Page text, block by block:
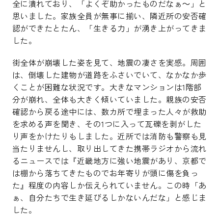
全に潰れており、「よくぞ助かったものだなぁ～」と
思いました。家族全員が無事に揃い、隣近所の安否確
認ができたとたん、「生きる力」が湧き上がってきま
した。
街全体が崩壊した姿を見て、地震の凄さを実感。周囲
は、倒壊した建物が道路をふさいでいて、なかなか歩
くことが困難な状況です。大きなマンションは1階部
分が崩れ、全体も大きく傾いていました。親族の安否
確認から戻る途中には、数カ所で埋まった人々が救助
を求める声を聞き、その1つに入って瓦礫を剥がした
り声をかけたりもしました。近所では消防も警察も見
当たりませんし、取り出してきた携帯ラジオから流れ
るニュースでは『近畿地方に強い地震があり、京都で
は棚から落ちてきたものでお年寄りが頭に傷を負っ
た』程度の内容しか伝えられていません。この時「あ
ぁ、自分たちで生き延びるしかないんだな」と感じま
した。